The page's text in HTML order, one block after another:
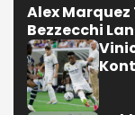
Alex Marquez
Bezzecchi